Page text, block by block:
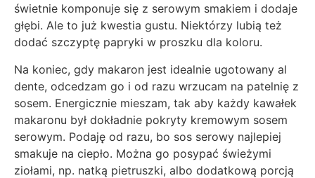
świetnie komponuje się z serowym smakiem i dodaje
głębi. Ale to już kwestia gustu. Niektórzy lubią też
dodać szczyptę papryki w proszku dla koloru.
Na koniec, gdy makaron jest idealnie ugotowany al
dente, odcedzam go i od razu wrzucam na patelnię z
sosem. Energicznie mieszam, tak aby każdy kawałek
makaronu był dokładnie pokryty kremowym sosem
serowym. Podaję od razu, bo sos serowy najlepiej
smakuje na ciepło. Można go posypać świeżymi
ziołami, np. natką pietruszki, albo dodatkową porcją